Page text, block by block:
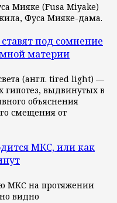
Мияке (Fusa Miyake)
Фуса Мияке-дама.
под сомнение
материи
(англ. tired light) —
гипотез, выдвинутых в
объяснения
смещения от
МКС, или как
МКС на протяжении
видно